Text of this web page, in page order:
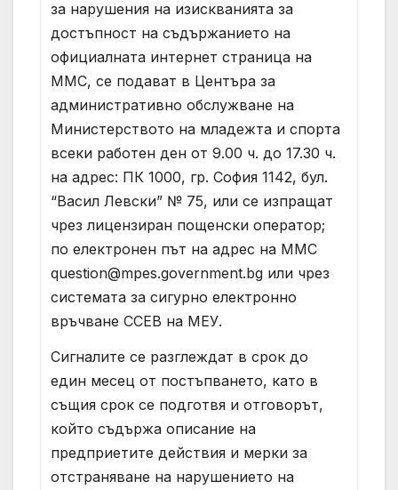
за нарушения на изискванията за
достъпност на съдържанието на
официалната интернет страница на
ММС, се подават в Центъра за
административно обслужване на
Министерството на младежта и спорта
всеки работен ден от 9.00 ч. до 17.30 ч.
на адрес: ПК 1000, гр. София 1142, бул.
“Васил Левски” № 75, или се изпращат
чрез лицензиран пощенски оператор;
по електронен път на адрес на ММС
question@mpes.government.bg или чрез
системата за сигурно електронно
връчване ССЕВ на МЕУ.
Сигналите се разглеждат в срок до
един месец от постъпването, като в
същия срок се подготвя и отговорът,
който съдържа описание на
предприетите действия и мерки за
отстраняване на нарушението на